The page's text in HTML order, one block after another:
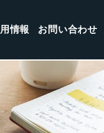
情報 お問い合わせ